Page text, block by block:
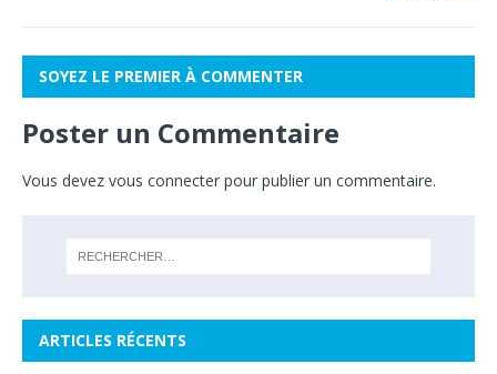
SOYEZ LE PREMIER À COMMENTER
Poster un Commentaire
Vous devez vous connecter pour publier un commentaire.
ARTICLES RÉCENTS